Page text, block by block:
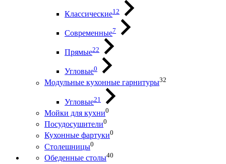
Классические12
Современные7
Прямые22
Угловые0
Модульные кухонные гарнитуры32
Угловые21
Мойки для кухни0
Посудосушители0
Кухонные фартуки0
Столешницы0
Обеденные столы40